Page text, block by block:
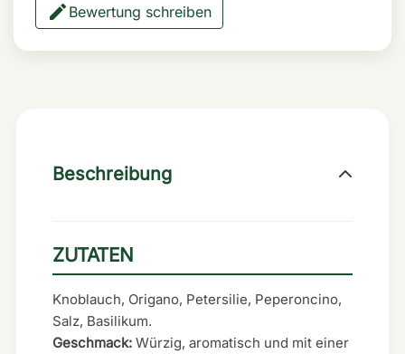
Bewertung schreiben
Beschreibung
ZUTATEN
Knoblauch, Origano, Petersilie, Peperoncino,
Salz, Basilikum.
Geschmack: Würzig, aromatisch und mit einer